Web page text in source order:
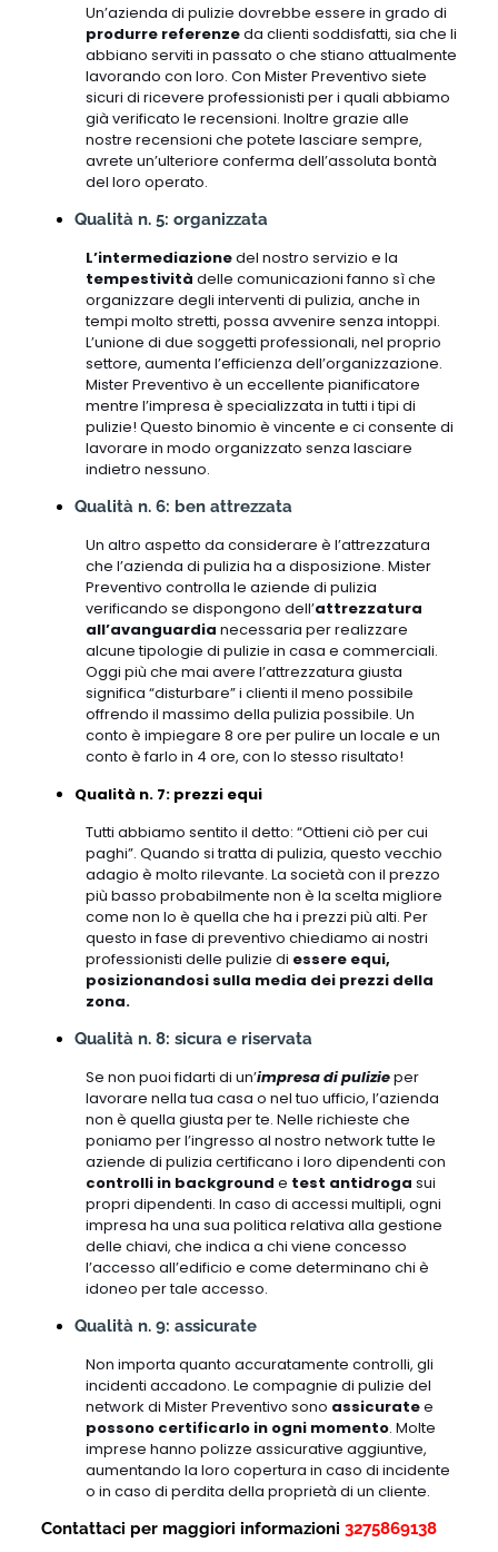
Un’azienda di pulizie dovrebbe essere in grado di
produrre referenzeda clienti soddisfatti, sia che li
abbiano serviti in passato o che stiano attualmente
lavorando con loro. Con Mister Preventivo siete
sicuri di ricevere professionisti per i quali abbiamo
già verificato le recensioni. Inoltre grazie alle
nostre recensioni che potete lasciare sempre,
avrete un’ulteriore conferma dell’assoluta bontà
del loro operato.
Qualità n. 5: organizzata
L’intermediazionedel nostro servizio e la
tempestività delle comunicazioni fanno sì che
organizzare degli interventi di pulizia, anche in
tempi molto stretti, possa avvenire senza intoppi.
L’unione di due soggetti professionali, nel proprio
settore, aumenta l’efficienza dell’organizzazione.
Mister Preventivo è un eccellente pianificatore
mentre l’impresa è specializzata in tutti i tipi di
pulizie! Questo binomio è vincente e ci consente di
lavorare in modo organizzato senza lasciare
indietro nessuno.
Qualità n. 6: ben attrezzata
Un altro aspetto da considerare è l’attrezzatura
che l’azienda di pulizia ha a disposizione. Mister
Preventivo controlla le aziende di pulizia
verificando se dispongono dell’attrezzatura
all’avanguardia necessaria per realizzare
alcune tipologie di pulizie in casa e commerciali.
Oggi più che mai avere l’attrezzatura giusta
significa “disturbare” i clienti il meno possibile
offrendo il massimo della pulizia possibile. Un
conto è impiegare 8 ore per pulire un locale e un
conto è farlo in 4 ore, con lo stesso risultato!
Qualità n. 7: prezzi equi
Tutti abbiamo sentito il detto: “Ottieni ciò per cui
paghi”. Quando si tratta di pulizia, questo vecchio
adagio è molto rilevante. La società con il prezzo
più basso probabilmente non è la scelta migliore
come non lo è quella che ha i prezzi più alti. Per
questo in fase di preventivo chiediamo ai nostri
professionisti delle pulizie di essere equi,
posizionandosi sulla media dei prezzi della
zona.
Qualità n. 8: sicura e riservata
Se non puoi fidarti di un’impresa di pulizieper
lavorare nella tua casa o nel tuo ufficio, l’azienda
non è quella giusta per te. Nelle richieste che
poniamo per l’ingresso al nostro network tutte le
aziende di pulizia certificano i loro dipendenti con
controlli in background e test antidroga sui
propri dipendenti. In caso di accessi multipli, ogni
impresa ha una sua politica relativa alla gestione
delle chiavi, che indica a chi viene concesso
l’accesso all’edificio e come determinano chi è
idoneo per tale accesso.
Qualità n. 9: assicurate
Non importa quanto accuratamente controlli, gli
incidenti accadono. Le compagnie di pulizie del
network di Mister Preventivo sono assicuratee
possono certificarlo in ogni momento. Molte
imprese hanno polizze assicurative aggiuntive,
aumentando la loro copertura in caso di incidente
o in caso di perdita della proprietà di un cliente.
Contattaci per maggiori informazioni 3275869138